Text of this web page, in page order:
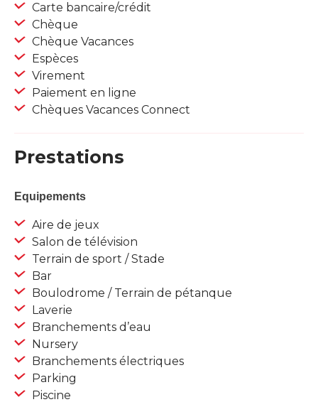
Carte bancaire/crédit
Chèque
Chèque Vacances
Espèces
Virement
Paiement en ligne
Chèques Vacances Connect
Prestations
Equipements
Aire de jeux
Salon de télévision
Terrain de sport / Stade
Bar
Boulodrome / Terrain de pétanque
Laverie
Branchements d’eau
Nursery
Branchements électriques
Parking
Piscine